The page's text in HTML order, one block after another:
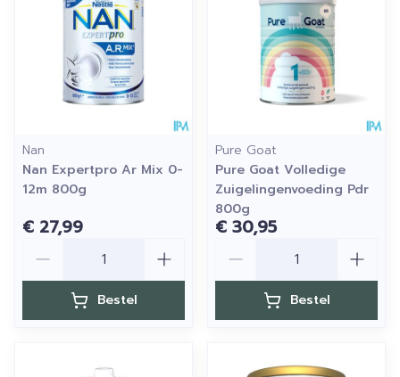
Nan
Nan Expertpro Ar Mix 0-
12m 800g
€ 27,99
Bestel
Pure Goat
Pure Goat Volledige
Zuigelingenvoeding Pdr
800g
€ 30,95
Bestel